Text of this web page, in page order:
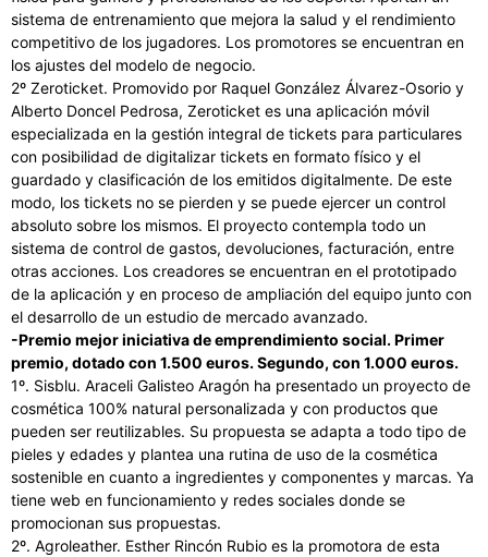
sistema de entrenamiento que mejora la salud y el rendimiento
competitivo de los jugadores. Los promotores se encuentran en
los ajustes del modelo de negocio.
2º Zeroticket. Promovido por Raquel González Álvarez-Osorio y
Alberto Doncel Pedrosa, Zeroticket es una aplicación móvil
especializada en la gestión integral de tickets para particulares
con posibilidad de digitalizar tickets en formato físico y el
guardado y clasificación de los emitidos digitalmente. De este
modo, los tickets no se pierden y se puede ejercer un control
absoluto sobre los mismos. El proyecto contempla todo un
sistema de control de gastos, devoluciones, facturación, entre
otras acciones. Los creadores se encuentran en el prototipado
de la aplicación y en proceso de ampliación del equipo junto con
el desarrollo de un estudio de mercado avanzado.
-Premio mejor iniciativa de emprendimiento social. Primer
premio, dotado con 1.500 euros. Segundo, con 1.000 euros.
1º. Sisblu. Araceli Galisteo Aragón ha presentado un proyecto de
cosmética 100% natural personalizada y con productos que
pueden ser reutilizables. Su propuesta se adapta a todo tipo de
pieles y edades y plantea una rutina de uso de la cosmética
sostenible en cuanto a ingredientes y componentes y marcas. Ya
tiene web en funcionamiento y redes sociales donde se
promocionan sus propuestas.
2º. Agroleather. Esther Rincón Rubio es la promotora de esta